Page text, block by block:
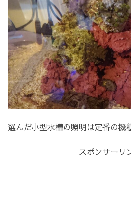
選んだ小型水槽の照明は定番の機
スポンサーリ